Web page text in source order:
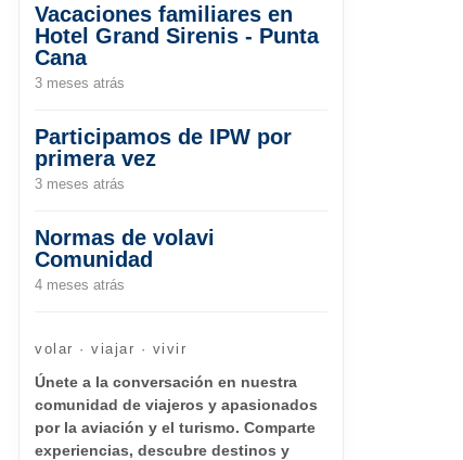
Vacaciones familiares en
Hotel Grand Sirenis - Punta
Cana
3 meses atrás
Participamos de IPW por
primera vez
3 meses atrás
Normas de volavi
Comunidad
4 meses atrás
volar · viajar · vivir
Únete a la conversación en nuestra
comunidad de viajeros y apasionados
por la aviación y el turismo. Comparte
experiencias, descubre destinos y